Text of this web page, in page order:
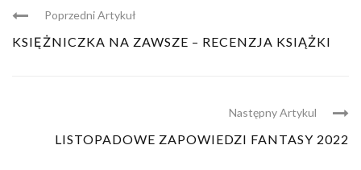
Poprzedni Artykuł
KSIĘŻNICZKA NA ZAWSZE – RECENZJA KSIĄŻKI
Następny Artykul
LISTOPADOWE ZAPOWIEDZI FANTASY 2022